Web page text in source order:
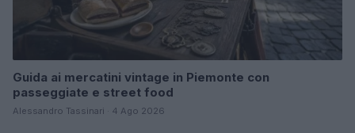
Guida ai mercatini vintage in Piemonte con
passeggiate e street food
Alessandro Tassinari · 4 Ago 2026